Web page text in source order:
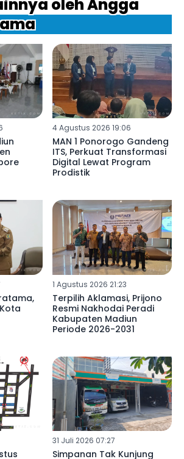
oleh Angga
4 Agustus 2026 19:06
MAN 1 Ponorogo Gandeng
ITS, Perkuat Transformasi
Digital Lewat Program
Prodistik
1 Agustus 2026 21:23
Terpilih Aklamasi, Prijono
Resmi Nakhodai Peradi
Kabupaten Madiun
Periode 2026-2031
31 Juli 2026 07:27
Simpanan Tak Kunjung